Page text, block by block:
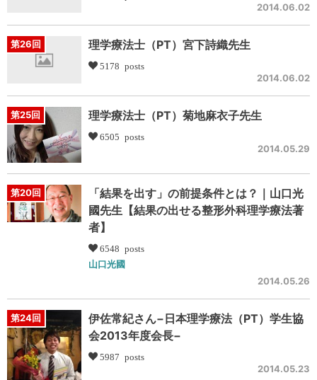
2014.06.02
第26回 理学療法士（PT）宮下詩織先生
5178 posts
2014.06.02
第25回 理学療法士（PT）菊地麻衣子先生
6505 posts
2014.05.29
第20回
「結果を出す」の前提条件とは？｜山口光
國先生【結果の出せる整形外科理学療法著
者】
6548 posts
山口光國
2014.05.26
第24回
伊佐常紀さん−日本理学療法（PT）学生協
会2013年度会長−
5987 posts
2014.05.23